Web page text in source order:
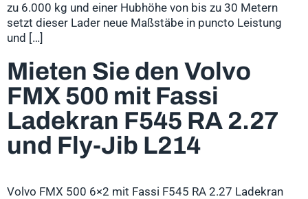
zu 6.000 kg und einer Hubhöhe von bis zu 30 Metern
setzt dieser Lader neue Maßstäbe in puncto Leistung
und […]
Mieten Sie den Volvo
FMX 500 mit Fassi
Ladekran F545 RA 2.27
und Fly-Jib L214
Volvo FMX 500 6×2 mit Fassi F545 RA 2.27 Ladekran